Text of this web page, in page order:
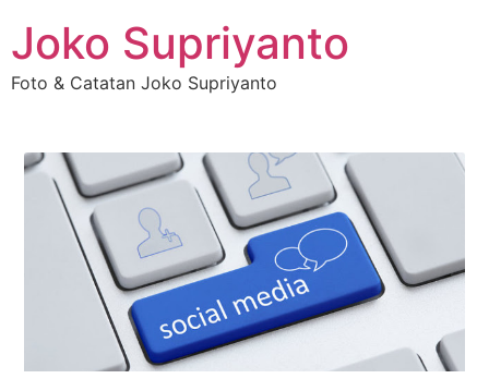
Joko Supriyanto
Foto & Catatan Joko Supriyanto